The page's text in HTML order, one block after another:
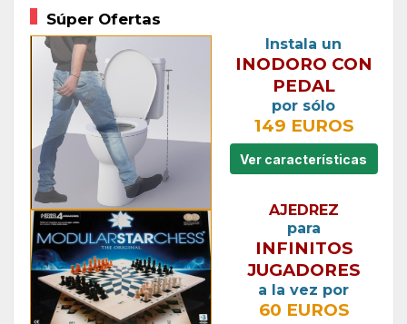
Súper Ofertas
Instala un
INODORO CON
PEDAL
por sólo
149 EUROS
Ver características
AJEDREZ
para
INFINITOS
JUGADORES
a la vez por
60 EUROS